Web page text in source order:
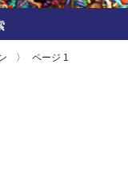
ページ 1